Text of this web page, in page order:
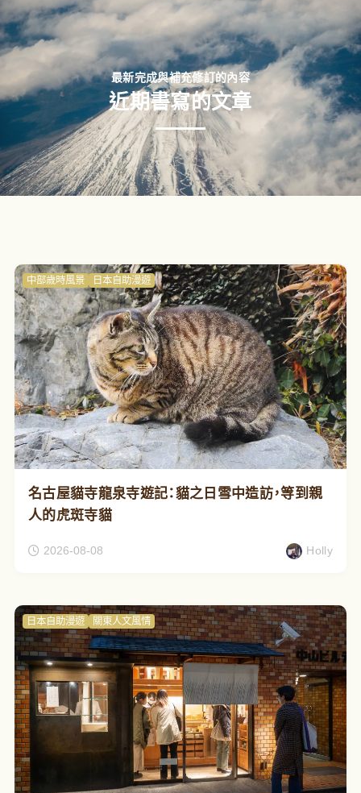
最新完成與補充修訂的內容
近期書寫的文章
名古屋貓寺龍泉寺遊記：貓之日雪中造訪，等到親
人的虎斑寺貓
2026-08-08 Holly
中部歲時風景 日本自助漫遊
日本自助漫遊 關東人文風情